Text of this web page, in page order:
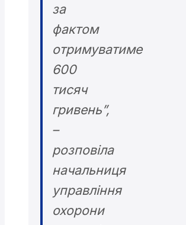
за
фактом
отримуватиме
600
тисяч
гривень”,
–
розповіла
начальниця
управління
охорони